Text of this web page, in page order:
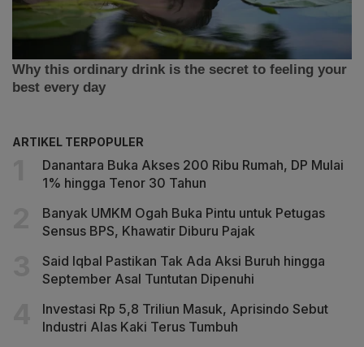
ARTIKEL TERPOPULER
Danantara Buka Akses 200 Ribu Rumah, DP Mulai
1% hingga Tenor 30 Tahun
Banyak UMKM Ogah Buka Pintu untuk Petugas
Sensus BPS, Khawatir Diburu Pajak
Said Iqbal Pastikan Tak Ada Aksi Buruh hingga
September Asal Tuntutan Dipenuhi
Investasi Rp 5,8 Triliun Masuk, Aprisindo Sebut
Industri Alas Kaki Terus Tumbuh